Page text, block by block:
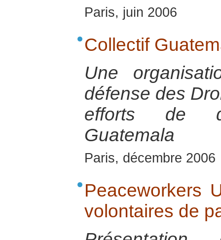
Paris, juin 2006
Collectif
Une
défense des
efforts de
Guatemala
Paris, décembre 2006
Peaceworkers
volontaires de